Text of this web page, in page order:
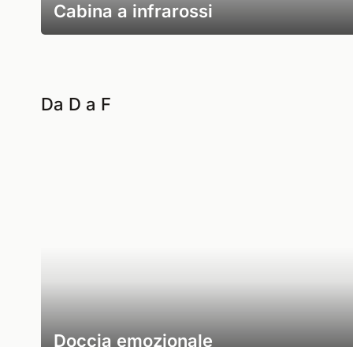
Cabina a infrarossi
Da D a F
Doccia emozionale